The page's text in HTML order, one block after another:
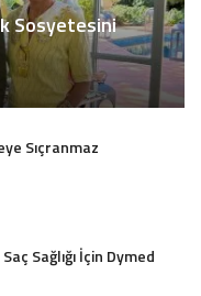
Sosyetesini
Sıçranmaz
Sağlığı İçin Dymed